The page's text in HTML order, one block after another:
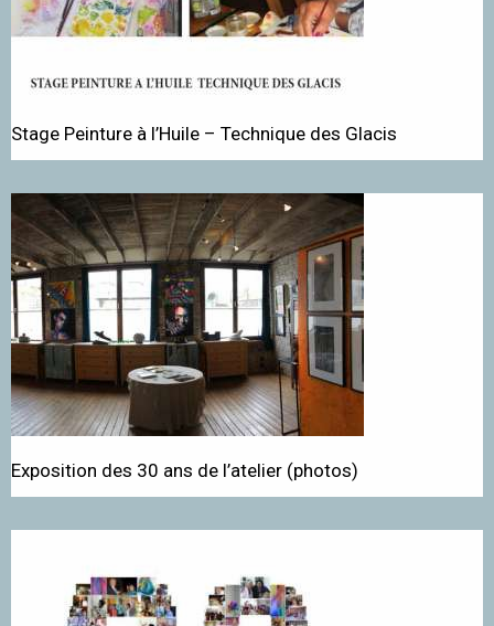
Stage Peinture à l’Huile – Technique des Glacis
Exposition des 30 ans de l’atelier (photos)